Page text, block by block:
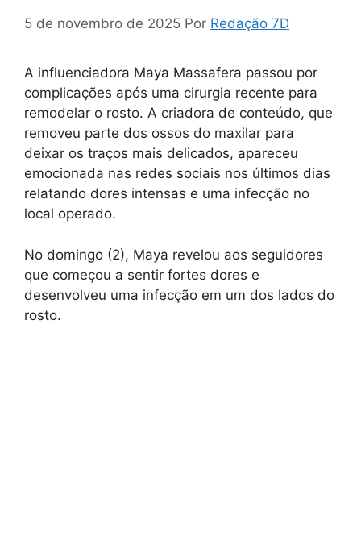
5 de novembro de 2025 Por Redação 7D
A influenciadora Maya Massafera passou por
complicações após uma cirurgia recente para
remodelar o rosto. A criadora de conteúdo, que
removeu parte dos ossos do maxilar para
deixar os traços mais delicados, apareceu
emocionada nas redes sociais nos últimos dias
relatando dores intensas e uma infecção no
local operado.
No domingo (2), Maya revelou aos seguidores
que começou a sentir fortes dores e
desenvolveu uma infecção em um dos lados do
rosto.